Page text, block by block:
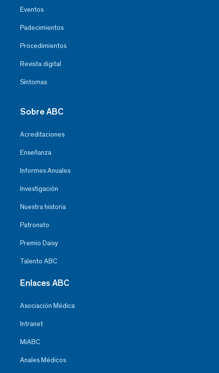
Eventos
Padecimientos
Procedimientos
Revista digital
Síntomas
Sobre ABC
Acreditaciones
Enseñanza
Informes Anuales
Investigación
Nuestra historia
Patronato
Premio Daisy
Talento ABC
Enlaces ABC
Asociación Médica
Intranet
MiABC
Anales Médicos